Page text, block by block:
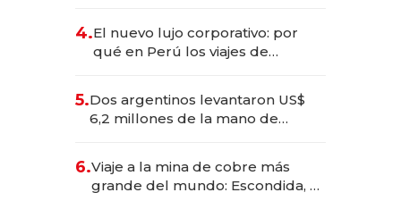
4.El nuevo lujo corporativo: por
qué en Perú los viajes de
para convertirse en experiencias
transformadoras
5.Dos argentinos levantaron US$
6,2 millones de la mano de
6.Viaje a la mina de cobre más
grande del mundo: Escondida, el